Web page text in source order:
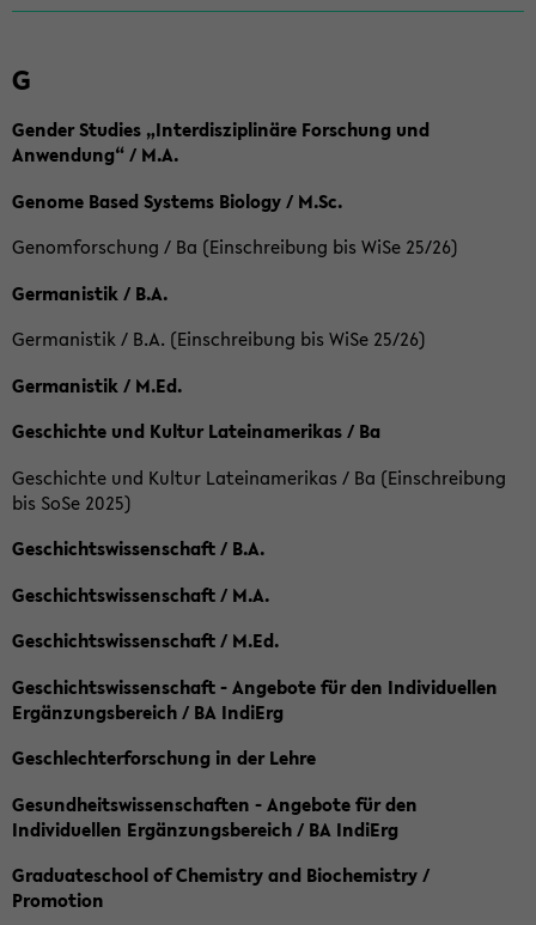
G
Gender Studies „Interdisziplinäre Forschung und
Anwendung“ / M.A.
Genome Based Systems Biology / M.Sc.
Genomforschung / Ba (Einschreibung bis WiSe 25/26)
Germanistik / B.A.
Germanistik / B.A. (Einschreibung bis WiSe 25/26)
Germanistik / M.Ed.
Geschichte und Kultur Lateinamerikas / Ba
Geschichte und Kultur Lateinamerikas / Ba (Einschreibung
bis SoSe 2025)
Geschichtswissenschaft / B.A.
Geschichtswissenschaft / M.A.
Geschichtswissenschaft / M.Ed.
Geschichtswissenschaft - Angebote für den Individuellen
Ergänzungsbereich / BA IndiErg
Geschlechterforschung in der Lehre
Gesundheitswissenschaften - Angebote für den
Individuellen Ergänzungsbereich / BA IndiErg
Graduateschool of Chemistry and Biochemistry /
Promotion